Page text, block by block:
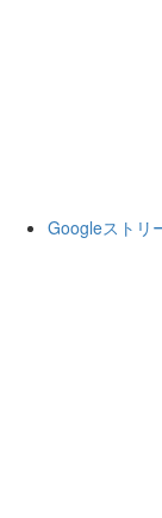
Googleストリ